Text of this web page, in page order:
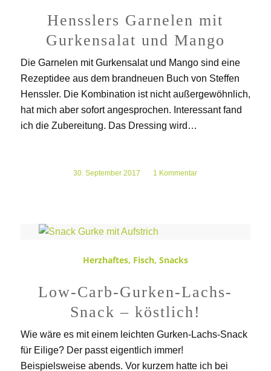
Hensslers Garnelen mit
Gurkensalat und Mango
Die Garnelen mit Gurkensalat und Mango sind eine
Rezeptidee aus dem brandneuen Buch von Steffen
Henssler. Die Kombination ist nicht außergewöhnlich,
hat mich aber sofort angesprochen. Interessant fand
ich die Zubereitung. Das Dressing wird…
30. September 2017
/ 1 Kommentar
Herzhaftes, Fisch, Snacks
Low-Carb-Gurken-Lachs-
Snack – köstlich!
Wie wäre es mit einem leichten Gurken-Lachs-Snack
für Eilige? Der passt eigentlich immer!
Beispielsweise abends. Vor kurzem hatte ich bei